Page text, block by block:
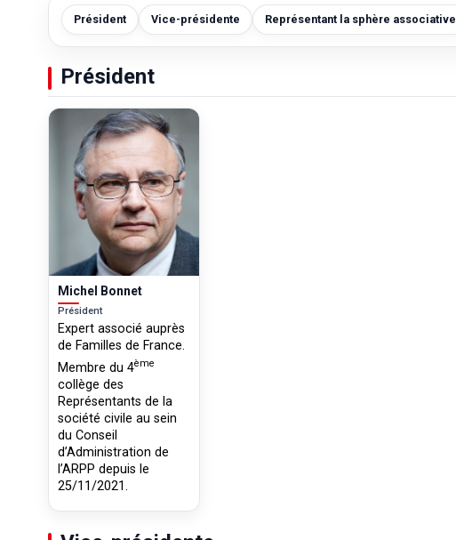
Président Vice-présidente Représentant la sphère associative
Président
Michel Bonnet
Président
Expert associé auprès
de Familles de France.
Membre du 4ème
collège des
Représentants de la
société civile au sein
du Conseil
d’Administration de
l’ARPP depuis le
25/11/2021.